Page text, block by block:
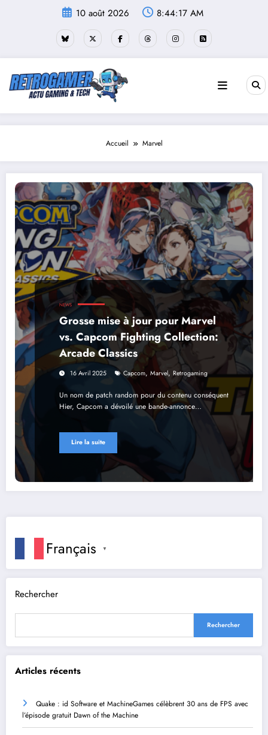
10 août 2026 8:44:18 AM
Accueil Marvel
NEWS
Grosse mise à jour pour Marvel
vs. Capcom Fighting Collection:
Arcade Classics
16 Avril 2025 Capcom, Marvel, Retrogaming
Un nom de patch random pour du contenu conséquent
Hier, Capcom a dévoilé une bande-annonce…
Lire la suite
Français ▼
Rechercher
Rechercher
Articles récents
Quake : id Software et MachineGames célèbrent 30 ans de FPS avec
l’épisode gratuit Dawn of the Machine